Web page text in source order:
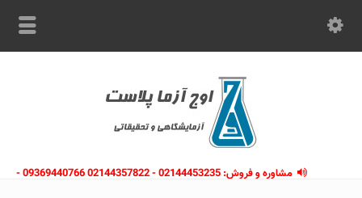
مشاوره و فروش: 02144453235 - 02144357822 09369440766 -